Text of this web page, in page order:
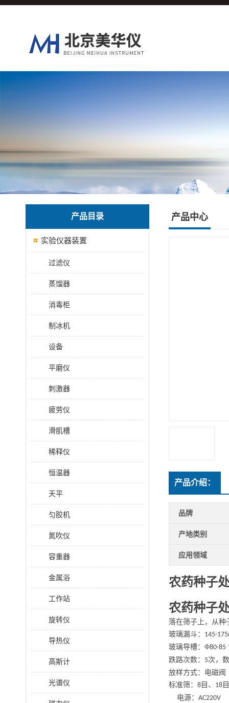
产品目录
实验仪器装置
过滤仪
蒸馏器
消毒柜
制冰机
设备
平磨仪
刺激器
疲劳仪
滑肌槽
稀释仪
恒温器
天平
匀胶机
氮吹仪
容重器
金属浴
工作站
旋转仪
导热仪
高斯计
光谱仪
产品中心
产品介绍：
品牌
产地类别
应用领域
农药种子
农药种子
落在筛子上，从种
玻璃漏斗： 145-
玻璃导槽： Φ80-85
跌路次数： 5次，
放样方式：电磁阀
标准筛： 8 目、 18 目
电源： AC220V